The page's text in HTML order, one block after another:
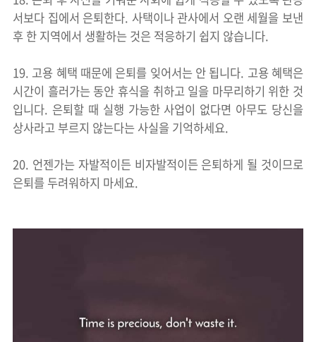
서보다 집에서 은퇴한다. 사택이나 관사에서 오랜 세월을 보낸
후 한 지역에서 생활하는 것은 적응하기 쉽지 않습니다.
19. 고용 혜택 때문에 은퇴를 잊어서는 안 됩니다. 고용 혜택은
시간이 흘러가는 동안 휴식을 취하고 일을 마무리하기 위한 것
입니다. 은퇴할 때 실행 가능한 사업이 없다면 아무도 당신을
상사라고 부르지 않는다는 사실을 기억하세요.
20. 언젠가는 자발적이든 비자발적이든 은퇴하게 될 것이므로
은퇴를 두려워하지 마세요.